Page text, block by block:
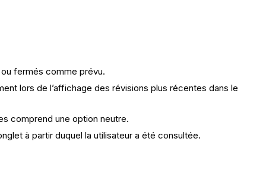
fermés comme prévu.
lors de l’affichage des révisions plus récentes dans le
comprend une option neutre.
à partir duquel la utilisateur a été consultée.